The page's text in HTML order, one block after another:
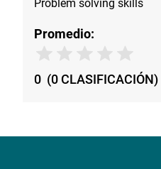
Promedio:
0 (0CLASIFICACIÓN)